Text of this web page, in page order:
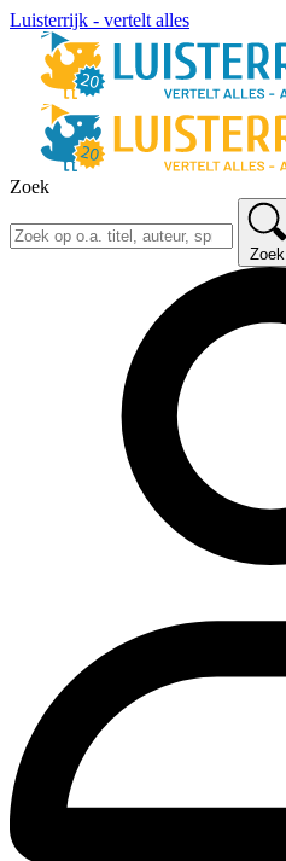
Luisterrijk - vertelt alles
Zoek
Zoek